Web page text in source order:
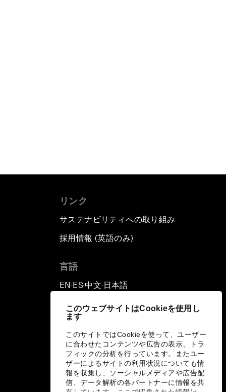
このウェブサイトはCookieを使用し
ます
このサイトではCookieを使って、ユーザー
に合わせたコンテンツや広告の表示、トラ
フィックの分析を行っています。またユー
ザーによるサイトの利用状況についても情
報を収集し、ソーシャルメディアや広告配
信、データ解析の各パートナーに情報を共
リンク
サステナビリティへの取り組み
採用情報 (英語のみ)
言語
EN ▪ ES▪中文▪ 日本語